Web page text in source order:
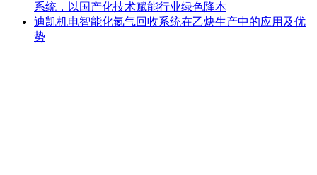
系统，以国产化技术赋能行业绿色降本
迪凯机电智能化氮气回收系统在乙炔生产中的应用及优
势